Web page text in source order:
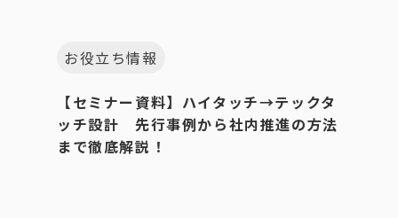
お役立ち情報
【セミナー資料】ハイタッチ→テックタ
ッチ設計 先行事例から社内推進の方法
まで徹底解説！